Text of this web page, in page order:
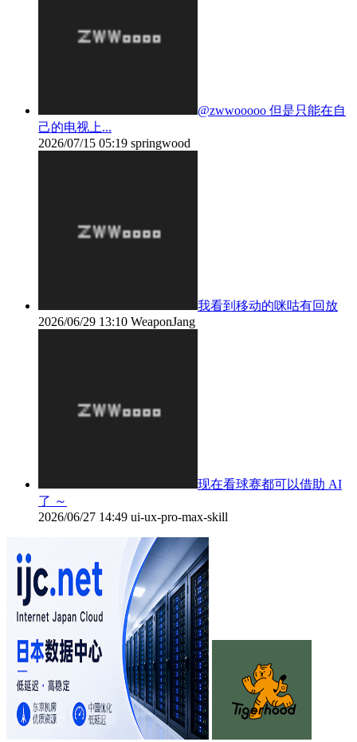
@zwwooooo 但是只能在自
己的电视上...
2026/07/15 05:19 springwood
我看到移动的咪咕有回放
2026/06/29 13:10 WeaponJang
现在看球赛都可以借助 AI
了 ～
2026/06/27 14:49 ui-ux-pro-max-skill